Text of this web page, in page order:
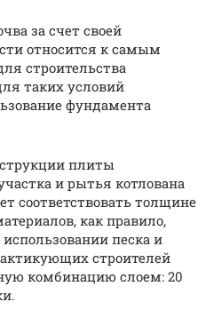
за счет своей
относится к самым
строительства
таких условий
фундамента
плиты
и рытья котлована
соответствовать толщине
как правило,
песка и
строителей
комбинацию слоем: 20